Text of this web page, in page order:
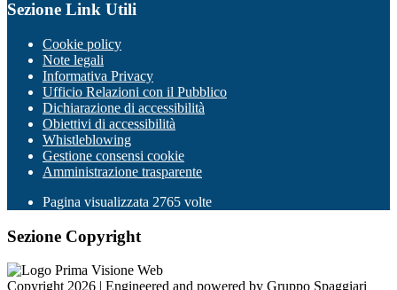
Sezione Link Utili
Cookie policy
Note legali
Informativa Privacy
Ufficio Relazioni con il Pubblico
Dichiarazione di accessibilità
Obiettivi di accessibilità
Whistleblowing
Gestione consensi cookie
Amministrazione trasparente
Pagina visualizzata 2765 volte
Sezione Copyright
Copyright 2026 | Engineered and powered by Gruppo Spaggiari